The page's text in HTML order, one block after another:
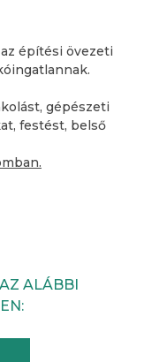
építési övezeti
gépészeti
festést, belső
ALÁBBI